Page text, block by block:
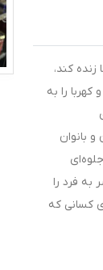
کند،
را به
بانوان
به فرد را
کسانی که